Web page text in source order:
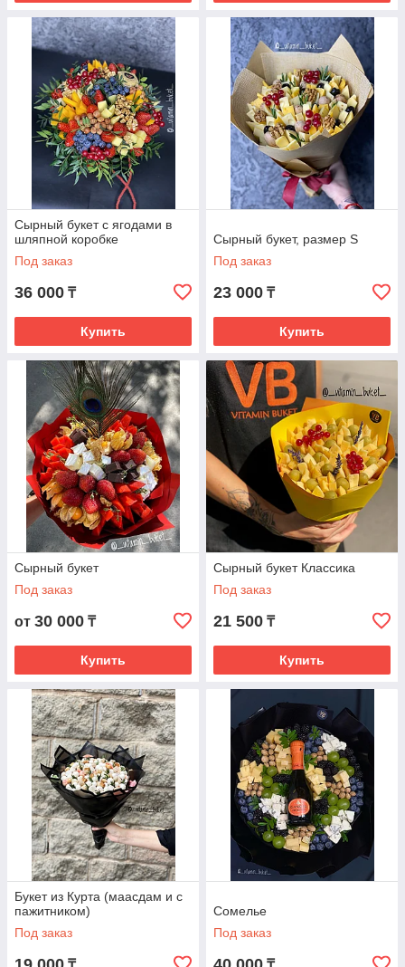
Сырный букет с ягодами в
шляпной коробке
Под заказ
36 000 ₸
Купить
Сырный букет, размер S
Под заказ
23 000 ₸
Купить
Сырный букет
Под заказ
от 30 000 ₸
Купить
Сырный букет Классика
Под заказ
21 500 ₸
Купить
Букет из Курта (маасдам и с
пажитником)
Под заказ
Сомелье
Под заказ